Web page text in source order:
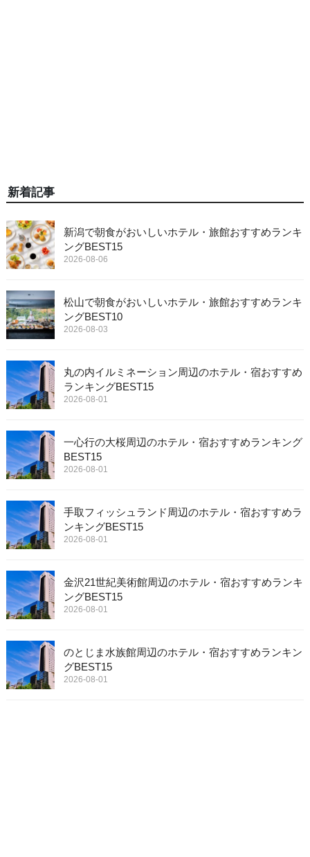
新着記事
新潟で朝食がおいしいホテル・旅館おすすめランキ
ングBEST15
2026-08-06
松山で朝食がおいしいホテル・旅館おすすめランキ
ングBEST10
2026-08-03
丸の内イルミネーション周辺のホテル・宿おすすめ
ランキングBEST15
2026-08-01
一心行の大桜周辺のホテル・宿おすすめランキング
BEST15
2026-08-01
手取フィッシュランド周辺のホテル・宿おすすめラ
ンキングBEST15
2026-08-01
金沢21世紀美術館周辺のホテル・宿おすすめランキ
ングBEST15
2026-08-01
のとじま水族館周辺のホテル・宿おすすめランキン
グBEST15
2026-08-01